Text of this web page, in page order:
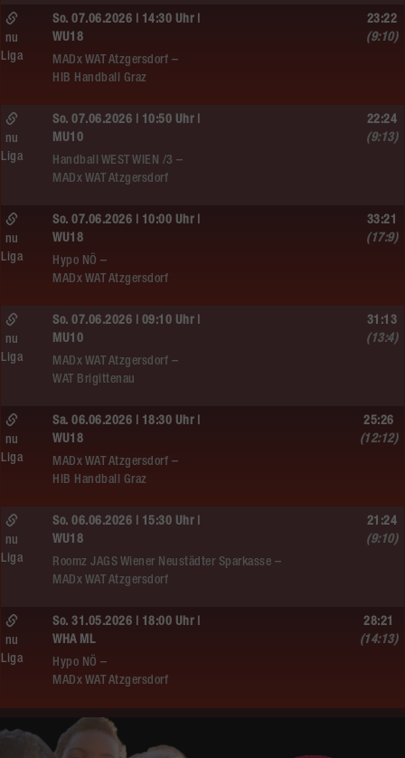
So. 07.06.2026 | 14:30 Uhr |
WU18
MADx WAT Atzgersdorf –
HIB Handball Graz
nu
Liga
23:22
(9:10)
So. 07.06.2026 | 10:50 Uhr |
MU10
Handball WEST WIEN /3 –
MADx WAT Atzgersdorf
nu
Liga
22:24
(9:13)
So. 07.06.2026 | 10:00 Uhr |
WU18
Hypo NÖ –
MADx WAT Atzgersdorf
nu
Liga
33:21
(17:9)
So. 07.06.2026 | 09:10 Uhr |
MU10
MADx WAT Atzgersdorf –
WAT Brigittenau
nu
Liga
31:13
(13:4)
Sa. 06.06.2026 | 18:30 Uhr |
WU18
MADx WAT Atzgersdorf –
HIB Handball Graz
nu
Liga
25:26
(12:12)
So. 06.06.2026 | 15:30 Uhr |
WU18
Roomz JAGS Wiener Neustädter Sparkasse –
MADx WAT Atzgersdorf
nu
Liga
21:24
(9:10)
So. 31.05.2026 | 18:00 Uhr |
WHA ML
Hypo NÖ –
MADx WAT Atzgersdorf
nu
Liga
28:21
(14:13)